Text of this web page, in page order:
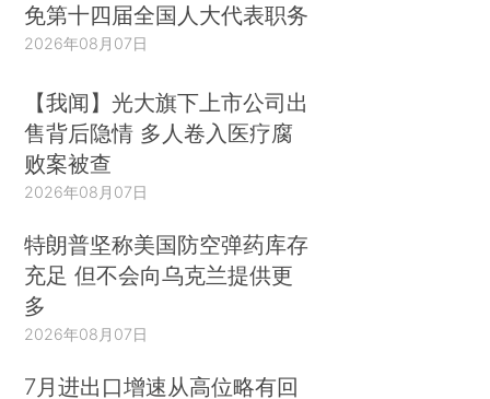
免第十四届全国人大代表职务
2026年08月07日
【我闻】光大旗下上市公司出
售背后隐情 多人卷入医疗腐
败案被查
2026年08月07日
特朗普坚称美国防空弹药库存
充足 但不会向乌克兰提供更
多
2026年08月07日
7月进出口增速从高位略有回